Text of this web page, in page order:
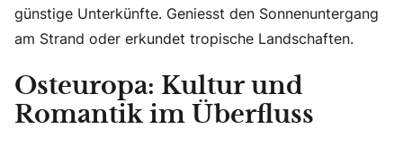
günstige Unterkünfte. Geniesst den Sonnenuntergang
am Strand oder erkundet tropische Landschaften.
Osteuropa: Kultur und
Romantik im Überfluss